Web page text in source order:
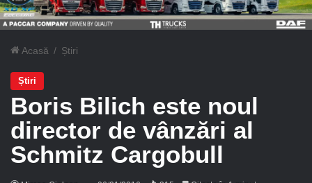
Acasă / Știri
Știri
Boris Bilich este noul
director de vânzări al
Schmitz Cargobull